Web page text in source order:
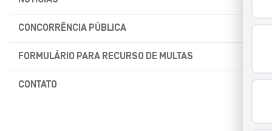
CONCORRÊNCIA PÚBLICA
FORMULÁRIO PARA RECURSO DE MULTAS
CONTATO